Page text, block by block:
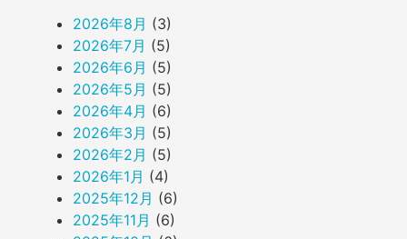
2026年8月 (3)
2026年7月 (5)
2026年6月 (5)
2026年5月 (5)
2026年4月 (6)
2026年3月 (5)
2026年2月 (5)
2026年1月 (4)
2025年12月 (6)
2025年11月 (6)